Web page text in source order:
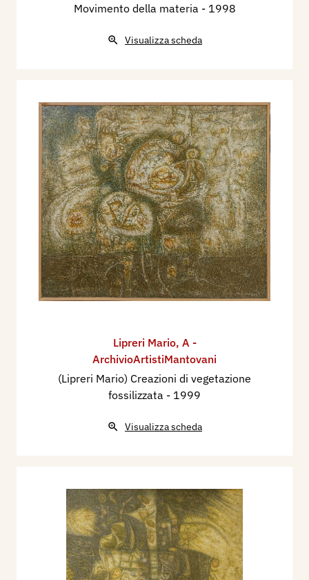
Movimento della materia - 1998
Visualizza scheda
Lipreri Mario, A -
ArchivioArtistiMantovani
(Lipreri Mario) Creazioni di vegetazione
fossilizzata - 1999
Visualizza scheda